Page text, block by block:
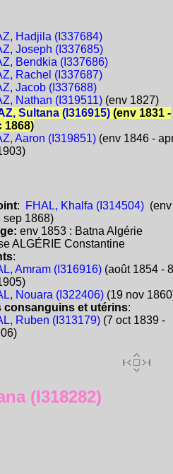
Hadjila (I337684)
Joseph (I337685)
Bendkia (I337686)
Rachel (I337687)
Jacob (I337688)
Nathan (I319511)(env 1827)
Sultana (I316915)(env 1831 -
1868)
Aaron (I319851)(env 1846 -
: FHAL, Khalfa (I314504)(env
sep 1868)
env 1853 : Batna Algérie
ALGÉRIE Constantine
:
Amram (I316916)(août 1854 - 8
Nouara (I322406)(19 nov
consanguins et utérins:
Ruben (I313179)(7 oct 1839 -
(I318282)